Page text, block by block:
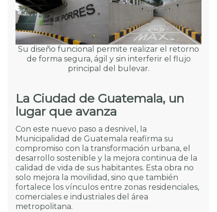
Su diseño funcional permite realizar el retorno
de forma segura, ágil y sin interferir el flujo
principal del bulevar.
La Ciudad de Guatemala, un
lugar que avanza
Con este nuevo paso a desnivel, la
Municipalidad de Guatemala reafirma su
compromiso con la transformación urbana, el
desarrollo sostenible y la mejora continua de la
calidad de vida de sus habitantes. Esta obra no
solo mejora la movilidad, sino que también
fortalece los vínculos entre zonas residenciales,
comerciales e industriales del área
metropolitana.